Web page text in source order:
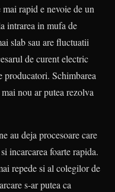
rapid e nevoie de un
intrarea in mufa de
slab sau are fluctuatii
de curent electric
Schimbarea
nou ar putea rezolva
au deja procesoare care
incarcarea foarte rapida.
repede si al colegilor de
s-ar putea ca